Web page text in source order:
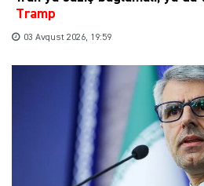
Tramp
03 Avqust 2026, 19:59